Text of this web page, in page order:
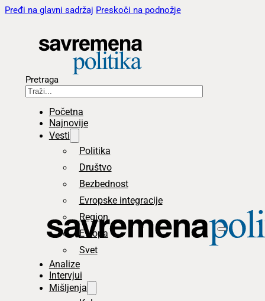
Pređi na glavni sadržaj Preskoči na podnožje
Pretraga
Početna
Najnovije
Vesti
Politika
Društvo
Bezbednost
Evropske integracije
Region
Evropa
Svet
Analize
Intervjui
Mišljenja